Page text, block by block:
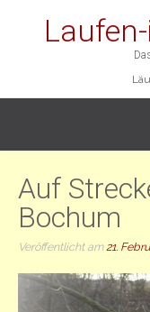
Auf
Bochum
Veröffentlicht am21.